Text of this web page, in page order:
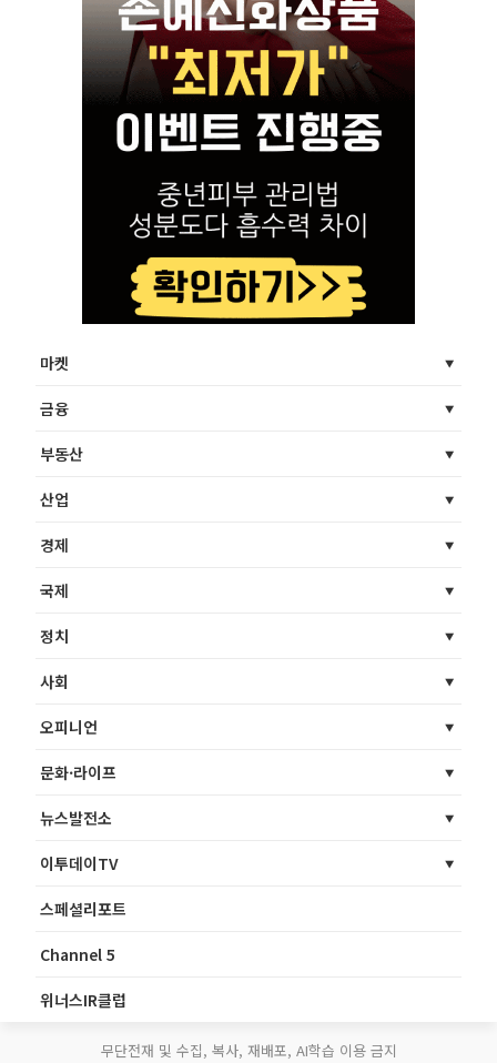
마켓
금융
부동산
산업
경제
국제
정치
사회
오피니언
문화·라이프
뉴스발전소
이투데이TV
스페셜리포트
Channel 5
위너스IR클럽
무단전재 및 수집, 복사, 재배포, AI학습 이용 금지